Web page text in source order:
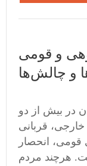
و قومی
و چالش‌ها
در بیش از دو
قربانی
انحصار
هرچند مردم